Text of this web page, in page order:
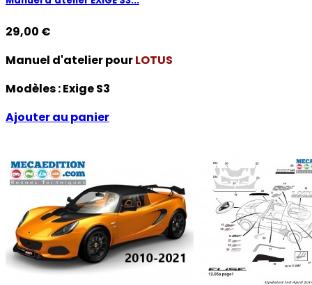
29,00 €
Manuel d'atelier pourLOTUS
Modèles :Exige S3
Ajouter au panier